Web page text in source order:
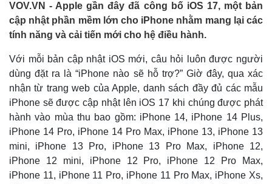
Chính trị
Đảng
Tổ chức nhân sự
Nhận diện sự thật
Xã hội
Tin 24h
Dự báo thời tiết
Giáo dục
Dấu ấn VOV
Việc làm
Biển đảo
VOV.VN - Apple gần đây đã công bố iOS 17, một bản
cập nhật phần mềm lớn cho iPhone nhằm mang lại các
tính năng và cải tiến mới cho hệ điều hành.
Với mỗi bản cập nhật iOS mới, câu hỏi luôn được người
dùng đặt ra là “iPhone nào sẽ hỗ trợ?” Giờ đây, qua xác
nhận từ trang web của Apple, danh sách đầy đủ các mẫu
iPhone sẽ được cập nhật lên iOS 17 khi chúng được phát
hành vào mùa thu bao gồm: iPhone 14, iPhone 14 Plus,
iPhone 14 Pro, iPhone 14 Pro Max, iPhone 13, iPhone 13
mini, iPhone 13 Pro, iPhone 13 Pro Max, iPhone 12,
iPhone 12 mini, iPhone 12 Pro, iPhone 12 Pro Max,
iPhone 11, iPhone 11 Pro, iPhone 11 Pro Max, iPhone Xs,